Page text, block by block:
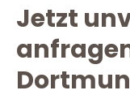
Jetzt